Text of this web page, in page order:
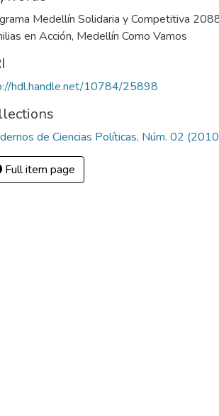
Medellín Solidaria y Competitiva
en Acción, Medellín Como Vamos
hdl.handle.net/10784/25898
de Ciencias Políticas, Núm. 02
Full item page